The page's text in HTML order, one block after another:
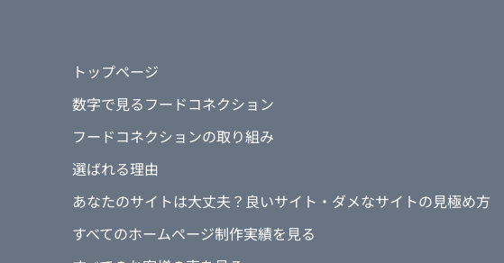
トップページ
数字で見るフードコネクション
フードコネクションの取り組み
選ばれる理由
あなたのサイトは大丈夫？良いサイト・ダメなサイトの見極め方
すべてのホームページ制作実績を見る